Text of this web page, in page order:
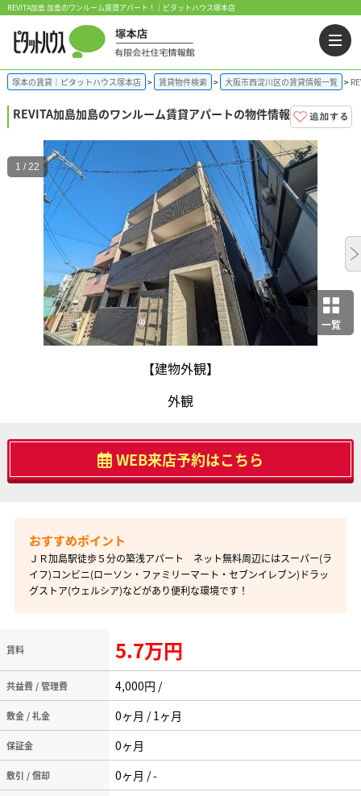
REVITA加島 加島のワンルーム賃貸アパート！｜ピタットハウス塚本店
塚本の賃貸｜ピタットハウス塚本店 賃貸物件検索 大阪市西淀川区の賃貸情報一覧
REVITA加島加島のワンルーム賃貸アパートの物件情報
一覧
【建物外観】
外観
1 / 22
WEB来店予約はこちら
ＪＲ加島駅徒歩５分の築浅アパート ネット無料周辺にはスーパー(ラ
イフ)コンビニ(ローソン・ファミリーマート・セブンイレブン)ドラッ
グストア(ウェルシア)などがあり便利な環境です！
賃料 5.7万円
共益費 / 管理費 4,000円 /
敷金 / 礼金 0ヶ月 / 1ヶ月
保証金 0ヶ月
敷引 / 償却 0ヶ月 / -